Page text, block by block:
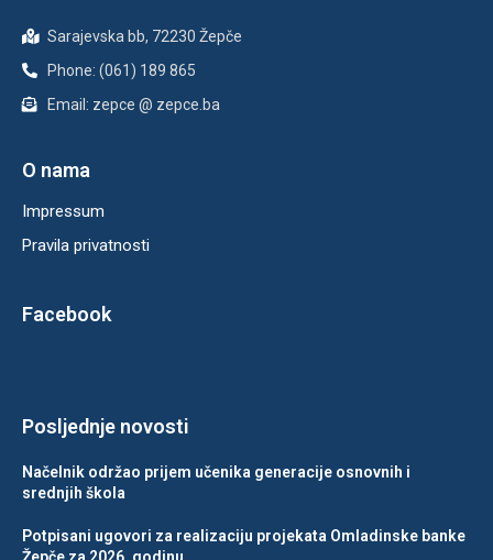
Sarajevska bb, 72230 Žepče
Phone: (061) 189 865
Email: zepce @ zepce.ba
O nama
Impressum
Pravila privatnosti
Facebook
Posljednje novosti
Načelnik održao prijem učenika generacije osnovnih i
srednjih škola
Potpisani ugovori za realizaciju projekata Omladinske banke